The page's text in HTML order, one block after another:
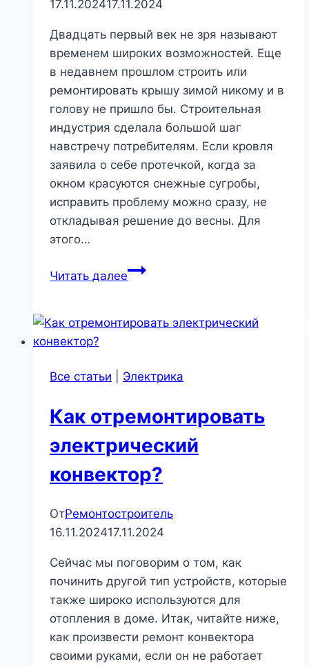
17.11.202417.11.2024
Двадцать первый век не зря называют
временем широких возможностей. Еще
в недавнем прошлом строить или
ремонтировать крышу зимой никому и в
голову не пришло бы. Строительная
индустрия сделала большой шаг
навстречу потребителям. Если кровля
заявила о себе протечкой, когда за
окном красуются снежные сугробы,
исправить проблему можно сразу, не
откладывая решение до весны. Для
этого…
Читать далееКак
черепицу
Стройматериалы
технологии
Все статьи Электрика
Как отремонтировать
электрический
конвектор?
ОтРемонтостроитель
16.11.202417.11.2024
Сейчас мы поговорим о том, как
починить другой тип устройств, которые
также широко используются для
отопления в доме. Итак, читайте ниже,
как произвести ремонт конвектора
своими руками, если он не работает